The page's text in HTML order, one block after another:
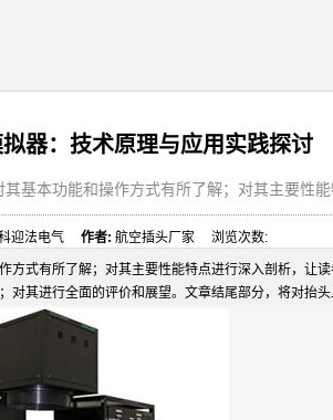
器：技术原理与应用实践探讨
基本功能和操作方式有所了解；对其主要性
迎法电气作者: 航空插头厂家 浏览次数:
式有所了解；对其主要性能特点进行深入剖析，让
其进行全面的评价和展望。文章结尾部分，将对抬